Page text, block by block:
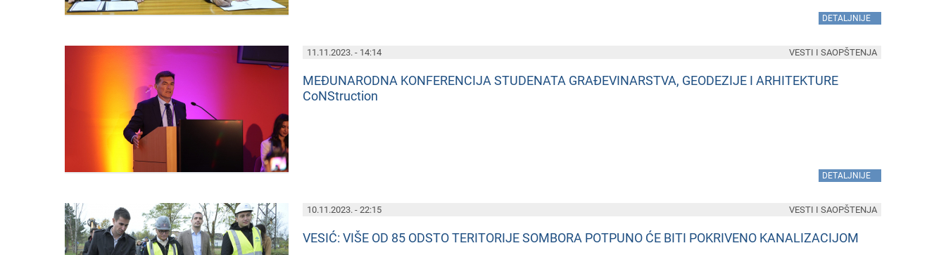
DETALJNIJE
11.11.2023. - 14:14
MEĐUNARODNA KONFERENCIJA STUDENATA GRAĐEVINARSTVA, GEODEZIJE I ARHITEKTURE
CoNStruction
DETALJNIJE
VESTI I SAOPŠTENJA
10.11.2023. - 22:15
VESIĆ: VIŠE OD 85 ODSTO TERITORIJE SOMBORA POTPUNO ĆE BITI POKRIVENO KANALIZACIJOM
VESTI I SAOPŠTENJA